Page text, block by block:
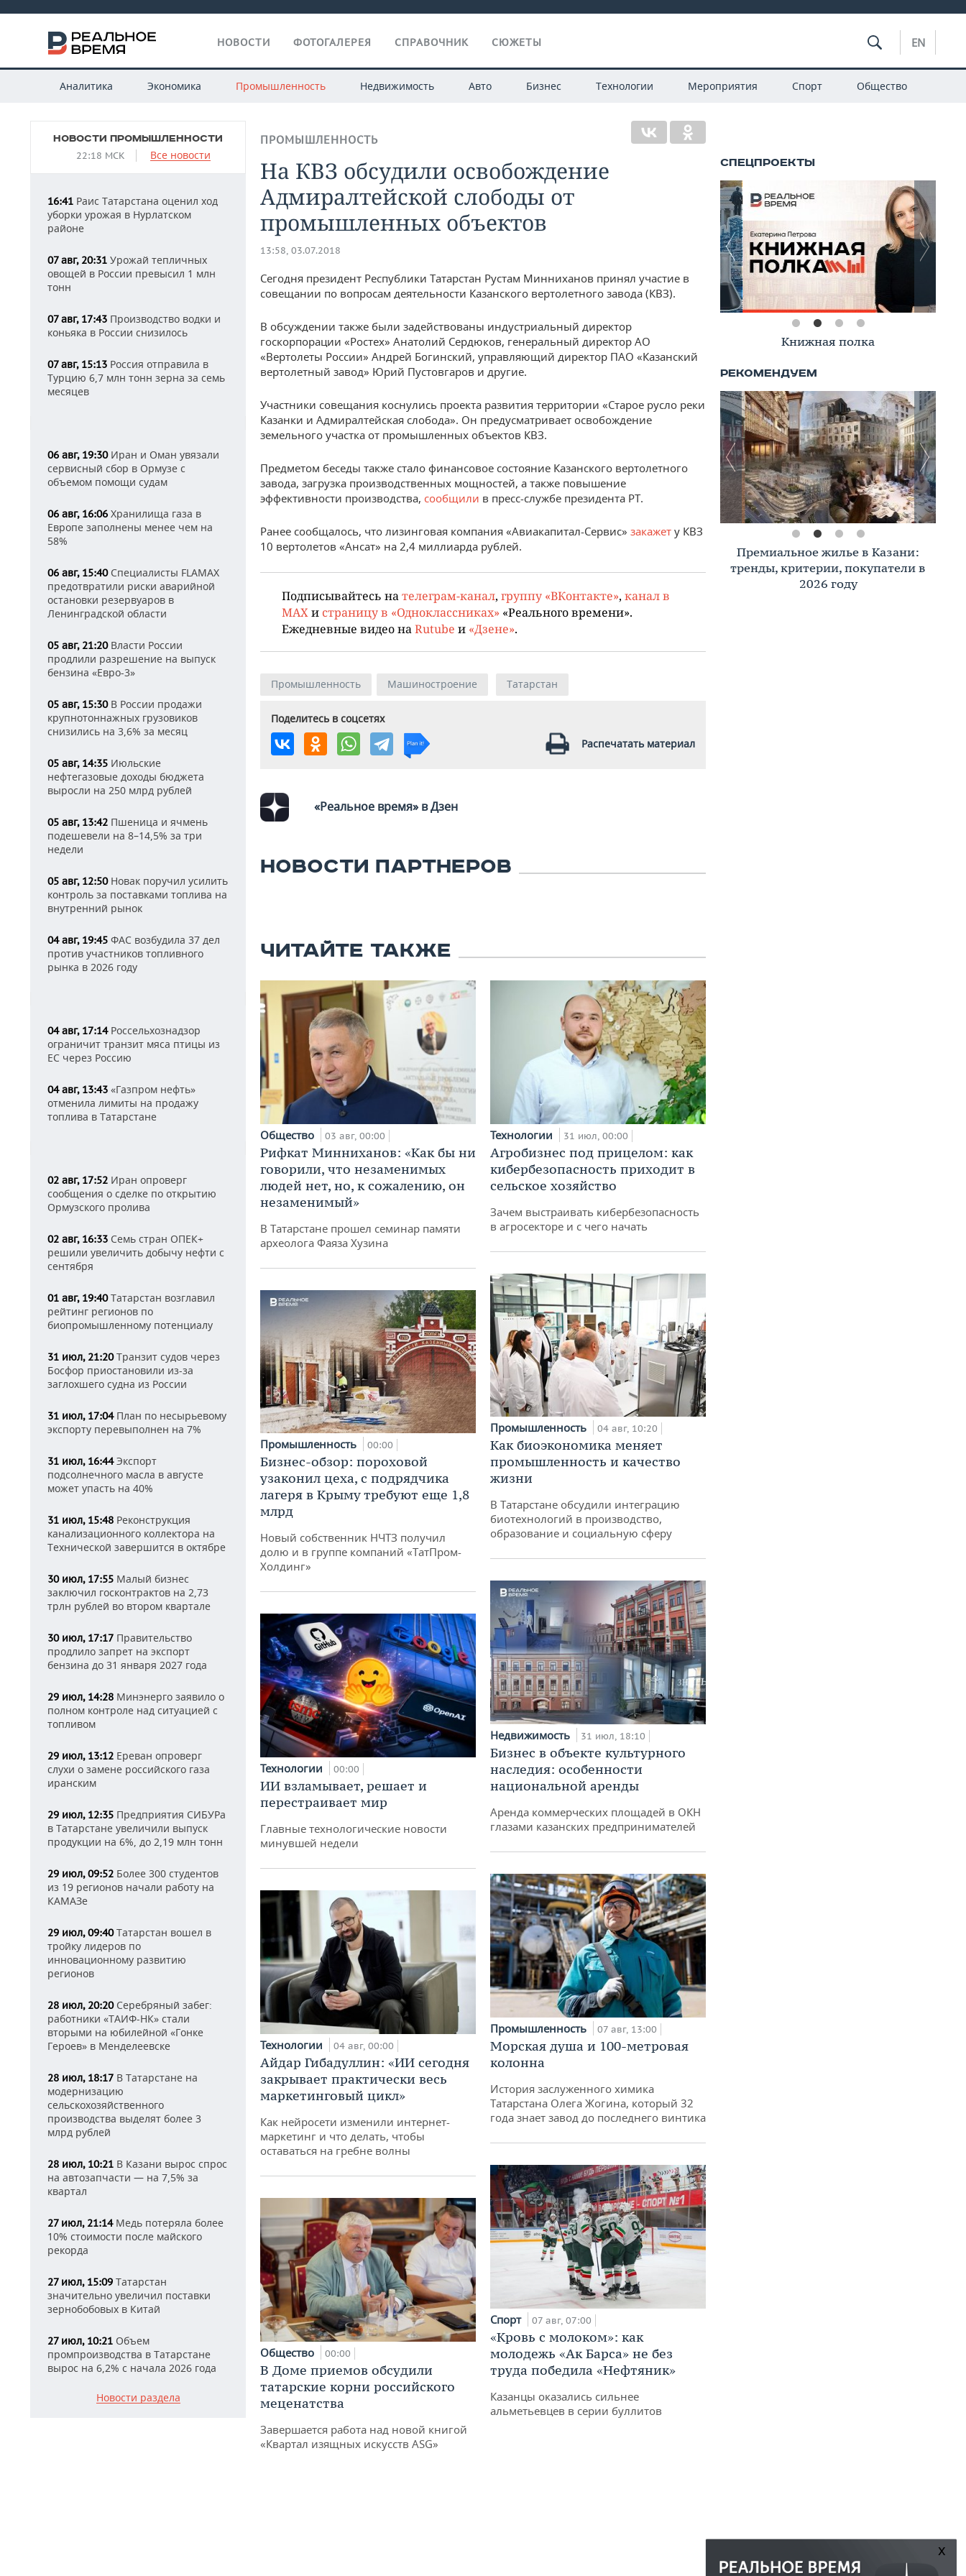
НОВОСТИ ФОТОГАЛЕРЕЯ СПРАВОЧНИК СЮЖЕТЫ EN
Аналитика Экономика Промышленность Недвижимость Авто Бизнес Технологии Мероприятия Спорт Общество
НОВОСТИ ПРОМЫШЛЕННОСТИ
22:18 МСК Все новости
16:41 Раис Татарстана оценил ход
уборки урожая в Нурлатском
районе
07 авг, 20:31 Урожай тепличных
овощей в России превысил 1 млн
тонн
07 авг, 17:43 Производство водки и
коньяка в России снизилось
07 авг, 15:13 Россия отправила в
Турцию 6,7 млн тонн зерна за семь
месяцев
06 авг, 19:30Иран и Оман увязали
сервисный сбор в Ормузе с
объемом помощи судам
06 авг, 16:06 Хранилища газа в
Европе заполнены менее чем на
58%
06 авг, 15:40Специалисты FLAMAX
предотвратили риски аварийной
остановки резервуаров в
Ленинградской области
05 авг, 21:20Власти России
продлили разрешение на выпуск
бензина «Евро-3»
05 авг, 15:30В России продажи
крупнотоннажных грузовиков
снизились на 3,6% за месяц
05 авг, 14:35 Июльские
нефтегазовые доходы бюджета
выросли на 250 млрд рублей
05 авг, 13:42 Пшеница и ячмень
подешевели на 8–14,5% за три
недели
05 авг, 12:50Новак поручил усилить
контроль за поставками топлива на
внутренний рынок
04 авг, 19:45 ФАС возбудила 37 дел
против участников топливного
рынка в 2026 году
04 авг, 17:14Россельхознадзор
ограничит транзит мяса птицы из
ЕС через Россию
04 авг, 13:43 «Газпром нефть»
отменила лимиты на продажу
топлива в Татарстане
02 авг, 17:52 Иран опроверг
сообщения о сделке по открытию
Ормузского пролива
02 авг, 16:33 Семь стран ОПЕК+
решили увеличить добычу нефти с
сентября
01 авг, 19:40Татарстан возглавил
рейтинг регионов по
биопромышленному потенциалу
31 июл, 21:20Транзит судов через
Босфор приостановили из-за
заглохшего судна из России
31 июл, 17:04План по несырьевому
экспорту перевыполнен на 7%
31 июл, 16:44Экспорт
подсолнечного масла в августе
может упасть на 40%
31 июл, 15:48 Реконструкция
канализационного коллектора на
Технической завершится в октябре
30 июл, 17:55 Малый бизнес
заключил госконтрактов на 2,73
трлн рублей во втором квартале
30 июл, 17:17 Правительство
продлило запрет на экспорт
бензина до 31 января 2027 года
29 июл, 14:28 Минэнерго заявило о
полном контроле над ситуацией с
топливом
29 июл, 13:12 Ереван опроверг
слухи о замене российского газа
иранским
29 июл, 12:35 Предприятия СИБУРа
в Татарстане увеличили выпуск
продукции на 6%, до 2,19 млн тонн
29 июл, 09:52 Более 300 студентов
из 19 регионов начали работу на
КАМАЗе
29 июл, 09:40Татарстан вошел в
тройку лидеров по
инновационному развитию
регионов
28 июл, 20:20Серебряный забег:
работники «ТАИФ-НК» стали
вторыми на юбилейной «Гонке
Героев» в Менделеевске
28 июл, 18:17 В Татарстане на
модернизацию
сельскохозяйственного
производства выделят более 3
млрд рублей
28 июл, 10:21 В Казани вырос спрос
на автозапчасти — на 7,5% за
квартал
27 июл, 21:14Медь потеряла более
10% стоимости после майского
рекорда
27 июл, 15:09 Татарстан
значительно увеличил поставки
зернобобовых в Китай
27 июл, 10:21 Объем
промпроизводства в Татарстане
вырос на 6,2% с начала 2026 года
Новости раздела
ПРОМЫШЛЕННОСТЬ
На КВЗ обсудили освобождение
Адмиралтейской слободы от
промышленных объектов
13:58, 03.07.2018
Сегодня президент Республики Татарстан Рустам Минниханов принял участие в
совещании по вопросам деятельности Казанского вертолетного завода (КВЗ).
В обсуждении также были задействованы индустриальный директор
госкорпорации «Ростех» Анатолий Сердюков, генеральный директор АО
«Вертолеты России» Андрей Богинский, управляющий директор ПАО «Казанский
вертолетный завод» Юрий Пустовгаров и другие.
Участники совещания коснулись проекта развития территории «Старое русло реки
Казанки и Адмиралтейская слобода». Он предусматривает освобождение
земельного участка от промышленных объектов КВЗ.
Предметом беседы также стало финансовое состояние Казанского вертолетного
завода, загрузка производственных мощностей, а также повышение
эффективности производства, сообщили в пресс-службе президента РТ.
Ранее сообщалось, что лизинговая компания «Авиакапитал-Сервис» закажет у КВЗ
10 вертолетов «Ансат» на 2,4 миллиарда рублей.
Подписывайтесь на телеграм-канал, группу «ВКонтакте», канал в
MAX и страницу в «Одноклассниках» «Реального времени».
Ежедневные видео на Rutube и «Дзене».
Промышленность Машиностроение Татарстан
Поделитесь в соцсетях
Распечатать материал
«Реальное время» в Дзен
НОВОСТИ ПАРТНЕРОВ
ЧИТАЙТЕ ТАКЖЕ
Общество 03 авг, 00:00
Рифкат Минниханов: «Как бы ни
говорили, что незаменимых
людей нет, но, к сожалению, он
незаменимый»
В Татарстане прошел семинар памяти
археолога Фаяза Хузина
Промышленность 00:00
Бизнес-обзор: пороховой
узаконил цеха, с подрядчика
лагеря в Крыму требуют еще 1,8
млрд
Новый собственник НЧТЗ получил
долю и в группе компаний «ТатПром-
Холдинг»
Технологии 00:00
ИИ взламывает, решает и
перестраивает мир
Главные технологические новости
минувшей недели
Технологии 04 авг, 00:00
Айдар Гибадуллин: «ИИ сегодня
закрывает практически весь
маркетинговый цикл»
Как нейросети изменили интернет-
маркетинг и что делать, чтобы
оставаться на гребне волны
Общество 00:00
В Доме приемов обсудили
татарские корни российского
меценатства
Завершается работа над новой книгой
«Квартал изящных искусств ASG»
Технологии 31 июл, 00:00
Агробизнес под прицелом: как
кибербезопасность приходит в
сельское хозяйство
Зачем выстраивать кибербезопасность
в агросекторе и с чего начать
Промышленность 04 авг, 10:20
Как биоэкономика меняет
промышленность и качество
жизни
В Татарстане обсудили интеграцию
биотехнологий в производство,
образование и социальную сферу
Недвижимость 31 июл, 18:10
Бизнес в объекте культурного
наследия: особенности
национальной аренды
Аренда коммерческих площадей в ОКН
глазами казанских предпринимателей
Промышленность 07 авг, 13:00
Морская душа и 100-метровая
колонна
История заслуженного химика
Татарстана Олега Жогина, который 32
года знает завод до последнего винтика
Спорт 07 авг, 07:00
«Кровь с молоком»: как
молодежь «Ак Барса» не без
труда победила «Нефтяник»
Казанцы оказались сильнее
альметьевцев в серии буллитов
Книжная полка
Премиальное жилье в Казани:
тренды, критерии, покупатели в
2026 году
x